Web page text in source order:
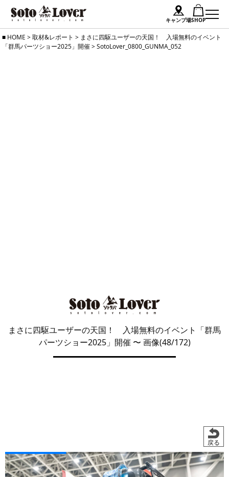
キャンプ場SHOP
Skip
to
HOME >取材&レポート > まさに四駆ユーザーの天国！ 入場無料のイベント
「群馬パーツショー2025」開催>SotoLover_0800_GUNMA_052
まさに四駆ユーザーの天国！ 入場無料のイベント「群馬
パーツショー2025」開催 〜 画像(48/172)
戻る